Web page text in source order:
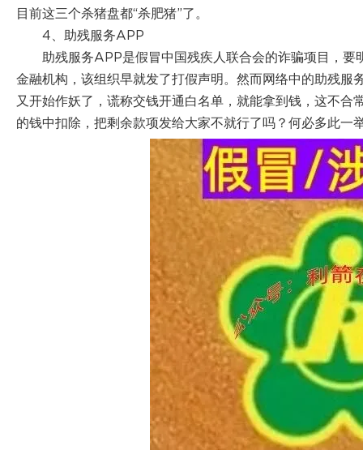
目前这三个杀猪盘都“杀肥猪”了。
4、助残服务APP
助残服务APP是假冒中国残疾人联合会的诈骗项目，
金融机构，该组织早就发了打假声明。然而网络中的助残
又开始作妖了，谎称交钱开通白名单，就能拿到钱，这不
的钱中扣除，把剩余款项发给大家不就行了吗？何必多此一